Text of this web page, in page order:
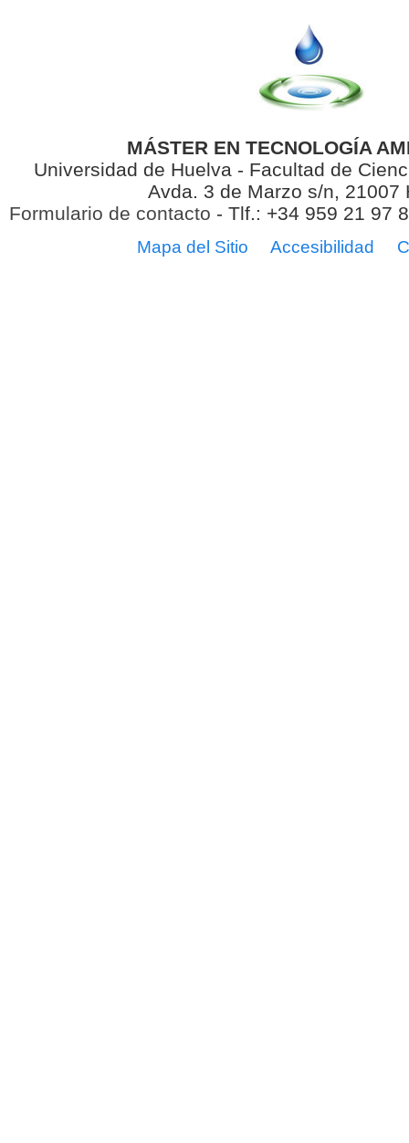
MÁSTER EN TECNOLOGÍA
Universidad de Huelva - Facultad de
Avda. 3 de Marzo s/n, 21007
Formulario de contacto - Tlf.: +34 959 21 97
Mapa del Sitio Accesibilidad